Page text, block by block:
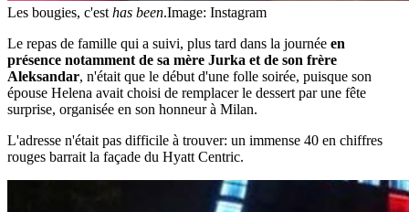
Les bougies, c'est has been.Image: Instagram
Le repas de famille qui a suivi, plus tard dans la journée en
présence notamment de sa mère Jurka et de son frère
Aleksandar, n'était que le début d'une folle soirée, puisque son
épouse Helena avait choisi de remplacer le dessert par une fête
surprise, organisée en son honneur à Milan.
L'adresse n'était pas difficile à trouver: un immense 40 en chiffres
rouges barrait la façade du Hyatt Centric.